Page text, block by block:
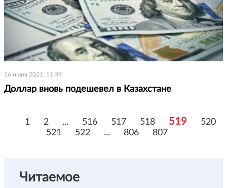
16 июня 2021, 11:39
Доллар вновь подешевел в Казахстане
1 2 ... 516 517 518 519
520
521
522 ... 806 807
Читаемое